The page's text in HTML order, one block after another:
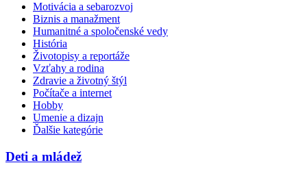
Motivácia a sebarozvoj
Biznis a manažment
Humanitné a spoločenské vedy
História
Životopisy a reportáže
Vzťahy a rodina
Zdravie a životný štýl
Počítače a internet
Hobby
Umenie a dizajn
Ďalšie kategórie
Deti a mládež